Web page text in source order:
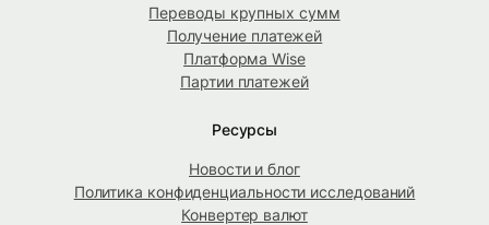
Переводы крупных сумм
Получение платежей
Платформа Wise
Партии платежей
Ресурсы
Новости и блог
Политика конфиденциальности исследований
Конвертер валют